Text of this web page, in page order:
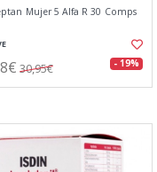
Mujer 5 Alfa R 30 Comps
30,95€ - 19%